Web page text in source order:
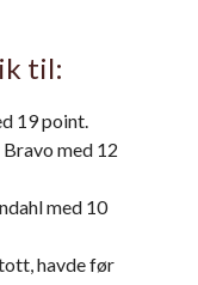
til:
19 point.
med 12
med 10
havde før